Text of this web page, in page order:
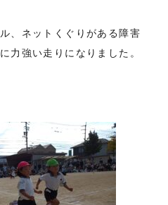
、ネットくぐりがある障害
力強い走りになりました。